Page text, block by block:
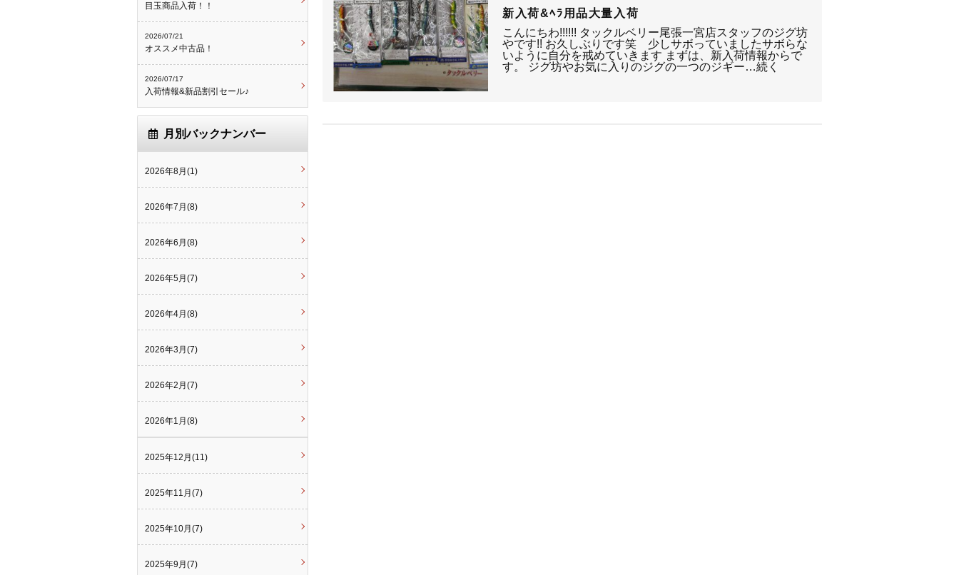
新入荷&ﾍﾗ用品大量入荷
こんにちわ!!!!!! タックルベリー尾張一宮店スタッフのジグ坊
やです!! お久しぶりです笑 少しサボっていましたサボらな
いように自分を戒めていきます まずは、新入荷情報からで
す。 ジグ坊やお気に入りのジグの一つのジギー…続く
目玉商品入荷！！
2026/07/21
オススメ中古品！
2026/07/17
入荷情報&新品割引セール♪
月別バックナンバー
2026年8月(1)
2026年7月(8)
2026年6月(8)
2026年5月(7)
2026年4月(8)
2026年3月(7)
2026年2月(7)
2026年1月(8)
2025年12月(11)
2025年11月(7)
2025年10月(7)
2025年9月(7)